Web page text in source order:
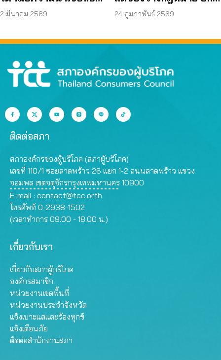
ถูกใช้เป็นเครื่องมือการ
2 มีนาคม 2569
ระดับ ‘สินค้าปลอดภัย’
24 กุมภาพันธ์ 2569
ติดต่อสภา
สภาองค์กรของผู้บริโภค (สภาผู้บริโภค)
เลขที่ 110/1 ซอยลาดพร้าว 26 แยก 1-2 ถนนลาดพร้าว แขวง
จอมพล เขตจตุจักรกรุงเทพมหานคร 10900
E-mail : contact@tcc.or.th
โทรศัพท์ 0-2938-1502
(เวลาทำการ 09.00 - 18.00 น.)
เกี่ยวกับเรา
เกี่ยวกับสภาผู้บริโภค
องค์กรสมาชิก
หน่วยงานเขตพื้นที่
หน่วยงานประจำจังหวัด
แจ้งเบาะแสและร้องทุกข์
แจ้งเตือนภัย
ติดต่อสำนักงานสภา